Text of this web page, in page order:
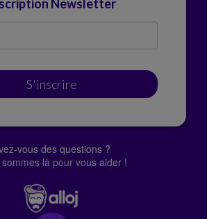
Newsletter
S'inscrire
vous des questions ?
sommes là pour vous aider !